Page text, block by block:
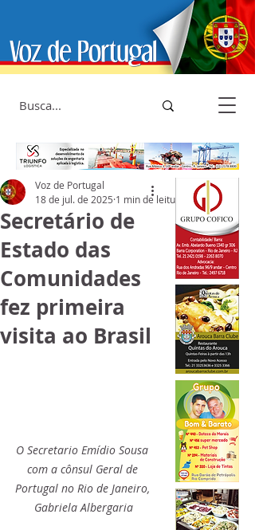
Secretário de
Estado das
Comunidades
fez primeira
visita ao Brasil
Voz de Portugal
18 de jul. de 2025 1 min de leitura
O Secretario Emídio Sousa
com a cônsul Geral de
Portugal no Rio de Janeiro,
Gabriela Albergaria